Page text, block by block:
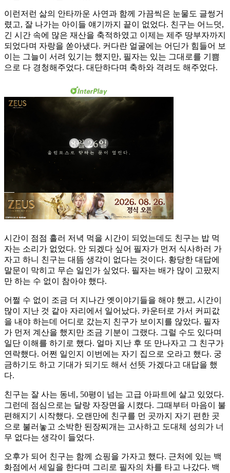
이런저런 삶의 안타까운 사연과 함께 가끔씩은 눈물도 글썽거
렸고, 잘 나가는 아이들 얘기까지 끝이 없었다. 친구는 어느덧,
긴 시간 속에 많은 재산을 축적하였고 이제는 제주 땅부자까지
되었다며 자랑을 쏟아냈다. 커다란 얼굴에는 어딘가 힘들어 보
이는 그늘이 서려 있기는 했지만, 필자는 있는 그대로를 기쁨
으로 다 경청해주었다. 대단하다며 축하와 격려도 해주었다.
시간이 점점 흘러 저녁 먹을 시간이 되었는데도 친구는 밥 먹
자는 소리가 없었다. 안 되겠다 싶어 필자가 먼저 식사하러 가
자고 하니 친구는 대뜸 생각이 없다는 것이다. 황당한 대답에
말문이 막히고 무슨 일인가 싶었다. 필자는 배가 많이 고팠지
만 하는 수 없이 참아야 했다.
어쩔 수 없이 조금 더 지나간 옛이야기들을 해야 했고, 시간이
많이 지난 것 같아 자리에서 일어났다. 카운터로 가서 커피값
을 내야 하는데 어디로 갔는지 친구가 보이지를 않았다. 필자
가 먼저 계산을 했지만 조금 기분이 그랬다. 그럴 수도 있다며
일단 이해를 하기로 했다. 얼마 지난 후 또 만나자고 그 친구가
연락했다. 어쩐 일인지 이번에는 자기 집으로 오라고 했다. 궁
금하기도 하고 기대가 되기도 해서 선뜻 가겠다고 대답을 했
다.
친구는 잘 사는 동네, 50평이 넘는 고급 아파트에 살고 있었다.
그런데 점심으로는 달랑 자장면을 시켰다. 그때부터 마음이 불
편해지기 시작했다. 오랜만에 친구를 먼 곳까지 자기 편한 곳
으로 불러놓고 소박한 된장찌개는 고사하고 도대체 성의가 너
무 없다는 생각이 들었다.
오후가 되어 친구는 함께 쇼핑을 가자고 했다. 근처에 있는 백
화점에서 세일을 한다며 그리로 필자의 차를 타고 나갔다. 백